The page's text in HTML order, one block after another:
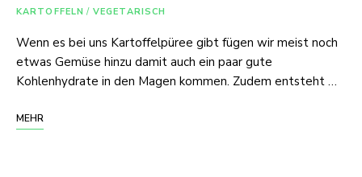
KARTOFFELN / VEGETARISCH
Wenn es bei uns Kartoffelpüree gibt fügen wir meist noch
etwas Gemüse hinzu damit auch ein paar gute
Kohlenhydrate in den Magen kommen. Zudem entsteht …
MEHR